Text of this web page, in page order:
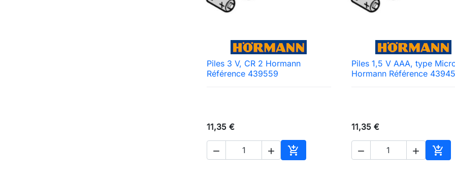
 Aperçu rapide
Piles 3 V, CR 2 Hormann
Référence 439559
11,35 €
  
Ajouter au panier
 Aperçu rapide
Piles 1,5 V AAA, type
Hormann Référence
11,35 €
  